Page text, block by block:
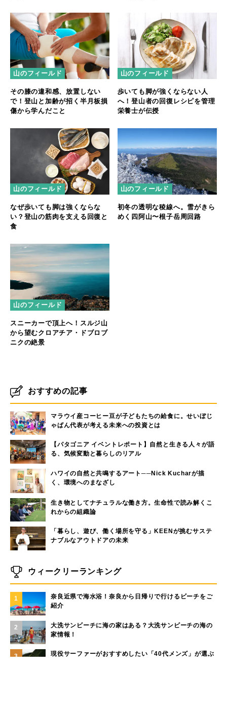
山のフィールド
その膝の違和感、放置しない
で！登山と加齢が招く半月板損
傷から学んだこと
山のフィールド
歩いても脚が強くならない人
へ！登山者の回復レシピを管理
栄養士が伝授
山のフィールド
なぜ歩いても脚は強くならな
い？登山の筋肉を支える回復と
食
山のフィールド
初冬の透明な稜線へ。雪がきら
めく四阿山〜根子岳周回路
山のフィールド
スニーカーで頂上へ！スルジ山
から望むクロアチア・ドブロブ
ニクの絶景
おすすめの記事
マラウイ産コーヒー豆が子どもたちの給食に。せいぼじ
ゃぱん代表が考える未来への投資とは
【パタゴニア イベントレポート】自然と生きる人々が語
る、気候変動と暮らしのリアル
ハワイの自然と共鳴するアート──Nick Kucharが描
く、環境へのまなざし
生き物としてナチュラルな働き方。生命性で読み解くこ
れからの組織論
「暮らし、遊び、働く場所を守る」KEENが挑むサステ
ナブルなアウトドアの未来
ウィークリーランキング
1
奈良近県で海水浴！奈良から日帰りで行けるビーチをご
紹介
2
大洗サンビーチに海の家はある？大洗サンビーチの海の
家情報！
3
現役サーファーがおすすめしたい「40代メンズ」が選ぶ